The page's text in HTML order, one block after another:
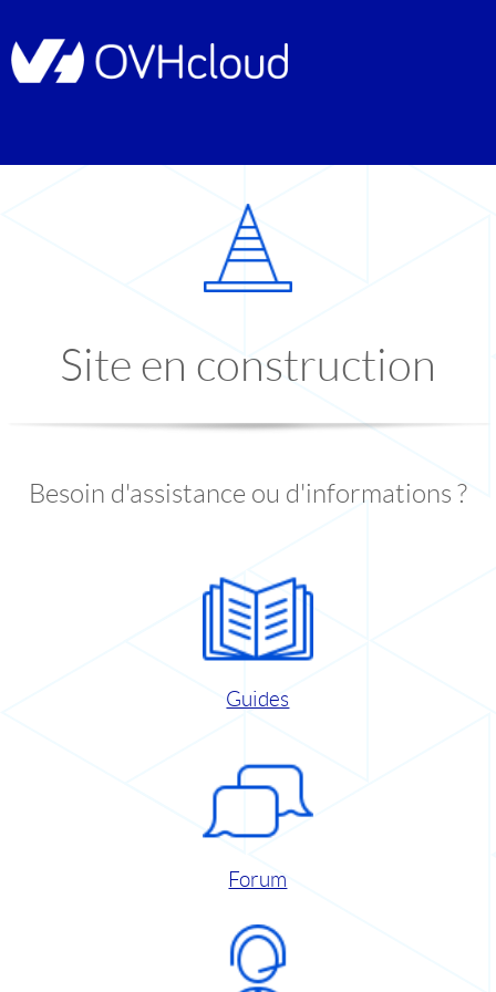
Site en construction
Besoin d'assistance ou d'informations ?
Guides
Forum